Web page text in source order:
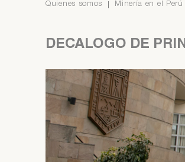
Quienes somos Minería en el Perú
DECÁLOGO DE